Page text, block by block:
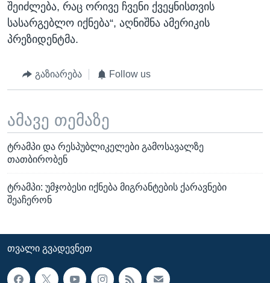
შეიძლება, რაც ორივე ჩვენი ქვეყნისთვის
სასარგებლო იქნება“, აღნიშნა ამერიკის
პრეზიდენტმა.
გაზიარება Follow us
ამავე თემაზე
ტრამპი და რესპუბლიკელები გამოსავალზე
თათბირობენ
ტრამპი: უმჯობესი იქნება მიგრანტების ქარავნები
შეაჩერონ
ᲗᲕᲐᲚᲘ ᲒᲕᲐᲓᲔᲕᲜᲔᲗ